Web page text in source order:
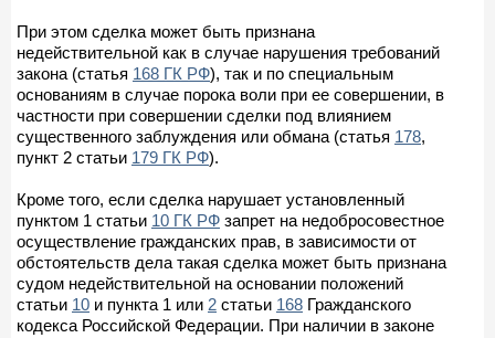
При этом сделка может быть признана
недействительной как в случае нарушения требований
закона (статья 168 ГК РФ), так и по специальным
основаниям в случае порока воли при ее совершении, в
частности при совершении сделки под влиянием
существенного заблуждения или обмана (статья 178,
пункт 2 статьи 179 ГК РФ).
Кроме того, если сделка нарушает установленный
пунктом 1 статьи 10 ГК РФ запрет на недобросовестное
осуществление гражданских прав, в зависимости от
обстоятельств дела такая сделка может быть признана
судом недействительной на основании положений
статьи 10 и пункта 1 или 2 статьи 168 Гражданского
кодекса Российской Федерации. При наличии в законе